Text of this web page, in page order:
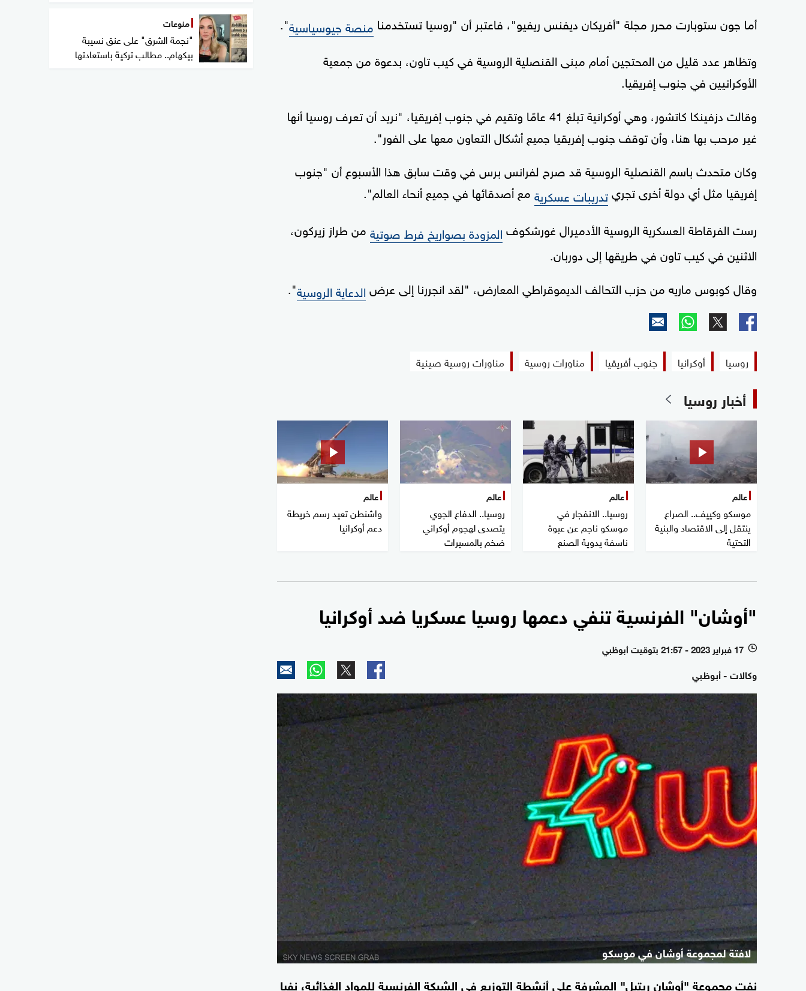
أما جون ستوبارت محرر مجلة "أفريكان ديفنس ريفيو"، فاعتبر أن "روسيا تستخدمنا منصة جيوسياسية".
وتظاهر عدد قليل من المحتجين أمام مبنى القنصلية الروسية في كيب تاون، بدعوة من جمعية
الأوكرانيين في جنوب إفريقيا.
وقالت دزفينكا كاتشور، وهي أوكرانية تبلغ 41 عامًا وتقيم في جنوب إفريقيا، "نريد أن تعرف روسيا أنها
غير مرحب بها هنا، وأن توقف جنوب إفريقيا جميع أشكال التعاون معها على الفور".
وكان متحدث باسم القنصلية الروسية قد صرح لفرانس برس في وقت سابق هذا الأسبوع أن "جنوب
إفريقيا مثل أي دولة أخرى تجريتدريبات عسكرية مع أصدقائها في جميع أنحاء العالم".
رست الفرقاطة العسكرية الروسية الأدميرال غورشكوف المزودة بصواريخ فرط صوتية من طراز زيركون،
الاثنين في كيب تاون في طريقها إلى دوربان.
وقال كوبوس ماريه من حزب التحالف الديموقراطي المعارض، "لقد انجررنا إلى عرض الدعاية الروسية".
روسيا أوكرانيا جنوب أفريقيا مناورات روسية مناورات روسية صينية
أخبار روسيا
عالم
موسكو وكييف.. الصراع
ينتقل إلى الاقتصاد والبنية
التحتية
عالم
روسيا.. الانفجار في
موسكو ناجم عن عبوة
ناسفة يدوية الصنع
عالم
روسيا.. الدفاع الجوي
يتصدى لهجوم أوكراني
ضخم بالمسيرات
عالم
واشنطن تعيد رسم خريطة
دعم أوكرانيا
"أوشان" الفرنسية تنفي دعمها روسيا عسكريا ضد أوكرانيا
l 17 فبراير 2023 - 21:57 بتوقيت أبوظبي
وكالات - أبوظبي
لافتة لمجموعة أوشان في موسكو
نفت مجموعة "أوشان ريتيل" المشرفة على أنشطة التوزيع في الشبكة الفرنسية للمواد الغذائية، نفيا
منوعات
"نجمة الشرق" على عنق نسيبة
بيكهام.. مطالب تركية باستعادتها